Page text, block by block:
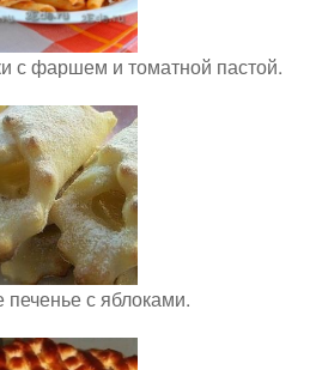
с фаршем и томатной пастой.
с яблоками.